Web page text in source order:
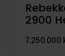
2900
7.250.000